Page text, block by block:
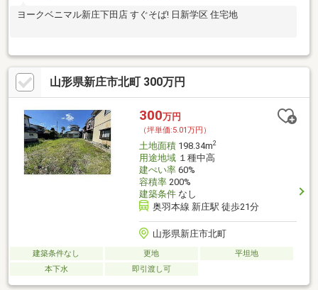
ヨークベニマル新庄下田店 すぐそば! 日新学区 住宅地
山形県新庄市北町 300万円
300万円
（坪単価:5.01万円）
土地面積198.34m2
用途地域１種中高
建ぺい率60%
容積率200%
建築条件なし
奥羽本線 新庄駅 徒歩21分
山形県新庄市北町
建築条件なし 更地
平坦地
本下水
即引渡し可